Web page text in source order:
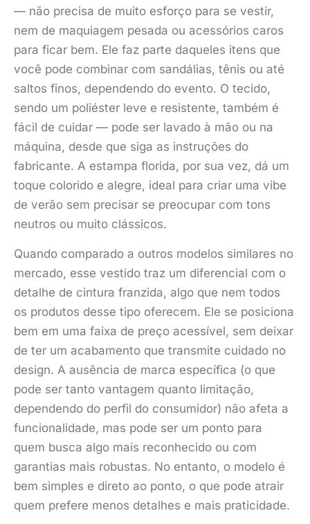
— não precisa de muito esforço para se vestir,
nem de maquiagem pesada ou acessórios caros
para ficar bem. Ele faz parte daqueles itens que
você pode combinar com sandálias, tênis ou até
saltos finos, dependendo do evento. O tecido,
sendo um poliéster leve e resistente, também é
fácil de cuidar — pode ser lavado à mão ou na
máquina, desde que siga as instruções do
fabricante. A estampa florida, por sua vez, dá um
toque colorido e alegre, ideal para criar uma vibe
de verão sem precisar se preocupar com tons
neutros ou muito clássicos.
Quando comparado a outros modelos similares no
mercado, esse vestido traz um diferencial com o
detalhe de cintura franzida, algo que nem todos
os produtos desse tipo oferecem. Ele se posiciona
bem em uma faixa de preço acessível, sem deixar
de ter um acabamento que transmite cuidado no
design. A ausência de marca específica (o que
pode ser tanto vantagem quanto limitação,
dependendo do perfil do consumidor) não afeta a
funcionalidade, mas pode ser um ponto para
quem busca algo mais reconhecido ou com
garantias mais robustas. No entanto, o modelo é
bem simples e direto ao ponto, o que pode atrair
quem prefere menos detalhes e mais praticidade.